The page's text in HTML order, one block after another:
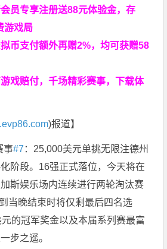
会员专享注册送88元体验金，存
游戏局
拟币支付额外再赠2%，均可获赠58
戏赔付，千场精彩赛事，下载体
)报道】
事#7 ：25,000美元单挑无限注德州
阶段。16强正式落位，今天将在
斯娱乐场内连续进行两轮淘汰赛
当晚结束时将仅剩最后四名选
的冠军奖金以及本届系列赛最富
步之遥。